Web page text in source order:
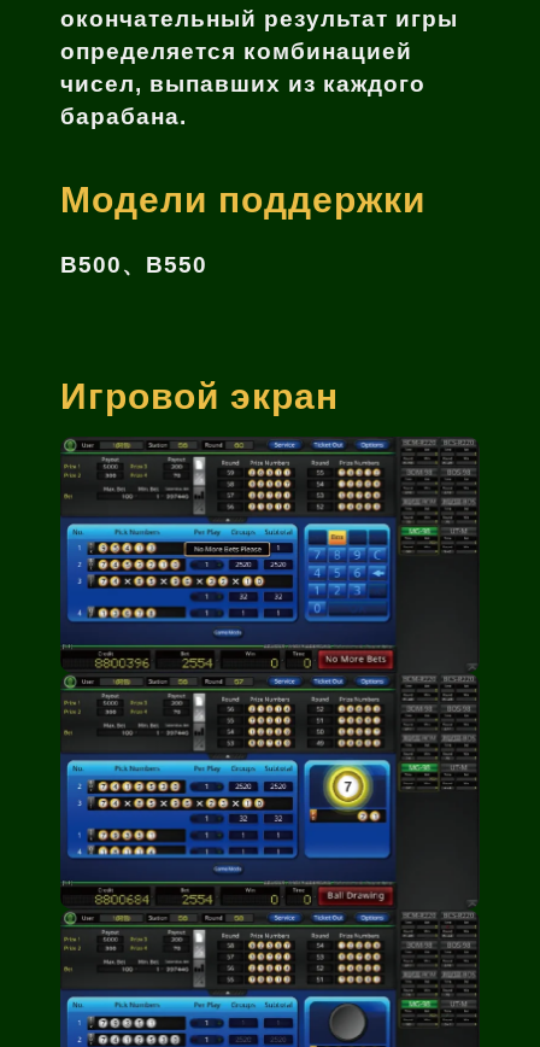
окончательный результат игры
определяется комбинацией
чисел, выпавших из каждого
барабана.
Модели поддержки
B500、B550
Игровой экран